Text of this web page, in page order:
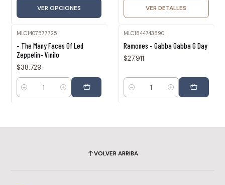
VER OPCIONES VER DETALLES
MLC1407577725|
- The Many Faces Of Led
Zeppelin- Vinilo
$38.729
Cantidad
MLC1844743890|
Ramones - Gabba Gabba G Day
$27.911
Cantidad
VOLVER ARRIBA